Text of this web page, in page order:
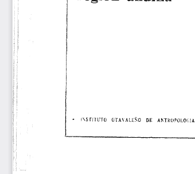
• l\STiTlJTO OT A\ALE\O DE AlíHOPOLOLIA